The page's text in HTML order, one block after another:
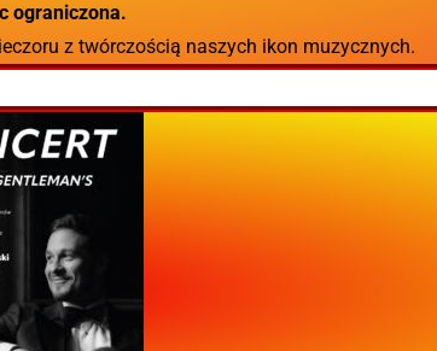
ograniczona.
z twórczością naszych ikon muzycznych.